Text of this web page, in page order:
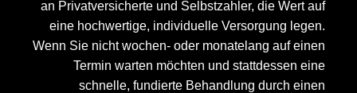
an Privatversicherte und Selbstzahler, die Wert auf
eine hochwertige, individuelle Versorgung legen.
Wenn Sie nicht wochen- oder monatelang auf einen
Termin warten möchten und stattdessen eine
schnelle, fundierte Behandlung durch einen